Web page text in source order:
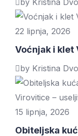
by Kristina
22 lipnja, 2026
Voćnjak i klet
by Kristina
15 lipnja, 2026
Obiteljska